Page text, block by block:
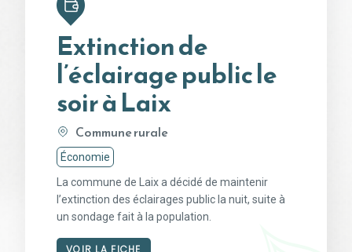
Extinction de
l’éclairage public le
soir à Laix
Commune rurale
Économie
La commune de Laix a décidé de maintenir
l’extinction des éclairages public la nuit, suite à
un sondage fait à la population.
VOIR LA FICHE